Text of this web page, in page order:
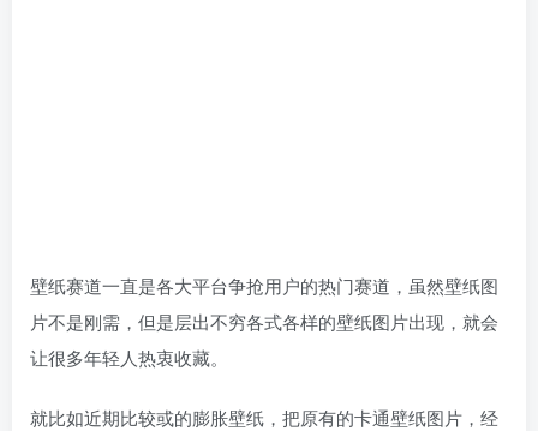
壁纸赛道一直是各大平台争抢用户的热门赛道，虽然壁纸图
片不是刚需，但是层出不穷各式各样的壁纸图片出现，就会
让很多年轻人热衷收藏。
就比如近期比较或的膨胀壁纸，把原有的卡通壁纸图片，经